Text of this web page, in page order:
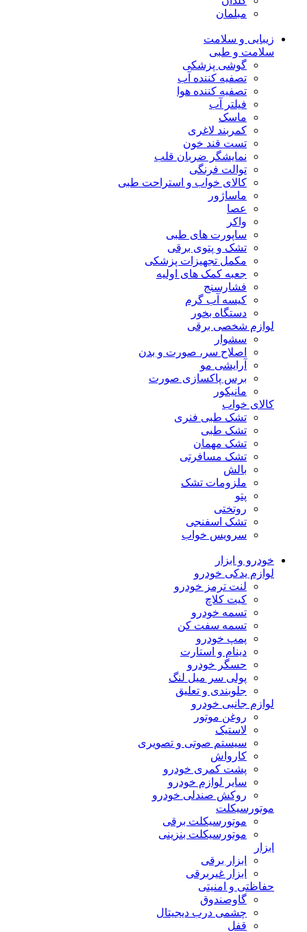
مبلمان
زیبایی و سلامت
سلامت و طبی
گوشی پزشکی
تصفیه کننده آب
تصفیه کننده هوا
فیلتر آب
ماسک
کمربند لاغری
تست قند خون
نمایشگر ضربان قلب
توالت فرنگی
کالای خواب و استراحت طبی
ماساژور
عصا
واکر
ساپورت های طبی
تشک و پتوی برقی
مکمل تجهیزات پزشکی
جعبه کمک های اولیه
فشارسنج
کیسه آب گرم
دستگاه بخور
لوازم شخصی برقی
سشوار
اصلاح سر، صورت و بدن
آرایشی مو
برس پاکسازی صورت
مانیکور
کالای خواب
تشک طبی فنری
تشک طبی
تشک مهمان
تشک مسافرتی
بالش
ملزومات تشک
پتو
روتختی
تشک اسفنجی
سرویس خواب
خودرو و ابزار
لوازم یدکی خودرو
لنت ترمز خودرو
کیت کلاچ
تسمه خودرو
تسمه سفت کن
پمپ خودرو
دینام و استارت
حسگر خودرو
پولی سر میل لنگ
جلوبندی و تعلیق
لوازم جانبی خودرو
روغن موتور
لاستیک
سیستم صوتی و تصویری
کارواش
پشت کمری خودرو
سایر لوازم خودرو
روکش صندلی خودرو
موتورسیکلت
موتورسیکلت برقی
موتورسیکلت بنزینی
ابزار
ابزار برقی
ابزار غیربرقی
حفاظتی و امنیتی
گاوصندوق
چشمی درب دیجیتال
قفل